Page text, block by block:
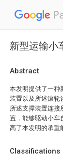
新型运输小
Abstract
本发明提供了一种
装置以及所述滚轮
所述支撑装置连接
置，能够驱动小车
高了本发明的承重
Classifications